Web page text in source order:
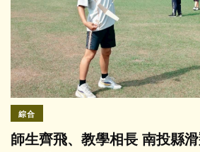
綜合
師生齊飛、教學相長 南投縣